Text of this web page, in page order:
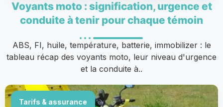
Voyants moto : signification, urgence et
conduite à tenir pour chaque témoin
ABS, FI, huile, température, batterie, immobilizer : le
tableau récap des voyants moto, leur niveau d'urgence
et la conduite à..
Tarifs & assurance